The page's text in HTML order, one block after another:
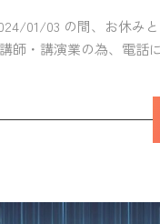
01/03 の間、お休み
師・講演業の為、電話